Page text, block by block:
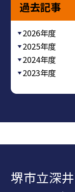
過去記事
2026年度
2025年度
2024年度
2023年度
堺市立深